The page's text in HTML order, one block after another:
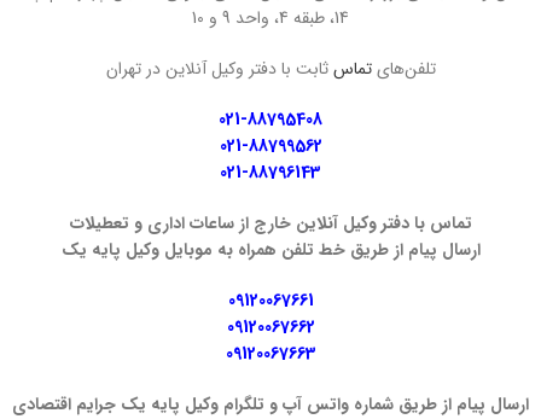
14، طبقه 4، واحد 9 و 10
تلفن‌هایتماسثابت با دفتر وکیل آنلاین در تهران
021-88795408
021-88799562
021-88796143
تماس با دفتر وکیل آنلاین خارج از ساعات اداری و تعطیلات
ارسال پیام از طریق خط تلفن همراه به موبایل وکیل پایه یک
09120067661
09120067662
09120067663
ارسال پیام از طریق شماره واتس آپ و تلگرام وکیل پایه یک جرایم اقتصادی